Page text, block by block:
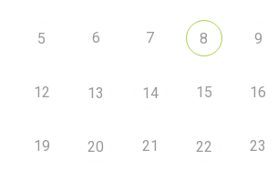
5 6 7 8 9
12 13 14 15 16
19 20 21 22 23